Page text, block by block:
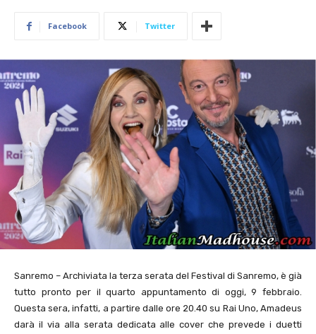
Facebook Twitter
Sanremo – Archiviata la terza serata del Festival di Sanremo, è già
tutto pronto per il quarto appuntamento di oggi, 9 febbraio.
Questa sera, infatti, a partire dalle ore 20.40 su Rai Uno, Amadeus
darà il via alla serata dedicata alle cover che prevede i duetti